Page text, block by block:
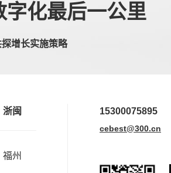
化最后一公里
增长实施策略
浙闽
福州
15300075895
cebest@300.cn